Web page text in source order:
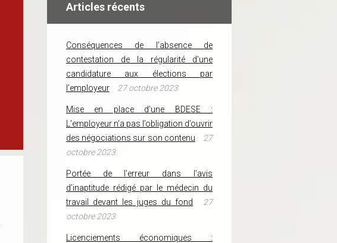
Articles récents
Conséquences de l’absence de
contestation de la régularité d’une
candidature aux élections par
l’employeur
27 octobre 2023
Mise en place d’une BDESE :
L’employeur n’a pas l’obligation d’ouvrir
des négociations sur son contenu
27
octobre 2023
Portée de l’erreur dans l’avis
d’inaptitude rédigé par le médecin du
travail devant les juges du fond
27
octobre 2023
Licenciements économiques :